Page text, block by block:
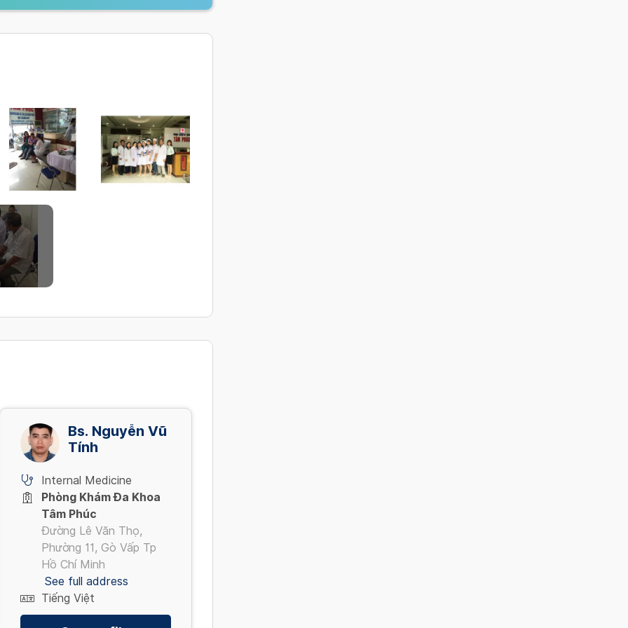
Bs. Nguyễn Vũ
Tính
Internal Medicine
Phòng Khám Đa Khoa
Tâm Phúc
Đường Lê Văn Thọ,
Phường 11, Gò Vấp Tp
Hồ Chí Minh
See full address
Tiếng Việt